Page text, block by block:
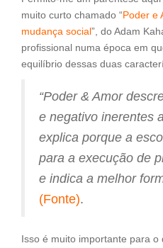
muito curto chamado “Poder e
mudança social”, do Adam
profissional numa época em
equilíbrio dessas duas
“Poder & Amor
e negativo inerentes
explica porque a
para a execução de
e indica a melhor
(Fonte).
Isso é muito importante para o